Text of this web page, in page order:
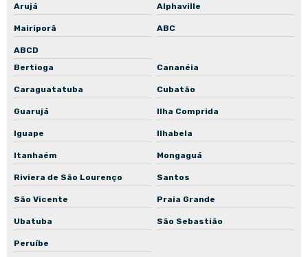
Arujá Alphaville
Mairiporã ABC
ABCD
Bertioga
Cananéia
Caraguatatuba Cubatão
Guarujá Ilha Comprida
Iguape Ilhabela
Itanhaém Mongaguá
Riviera de São Lourenço Santos
São Vicente Praia Grande
Ubatuba São Sebastião
Peruíbe